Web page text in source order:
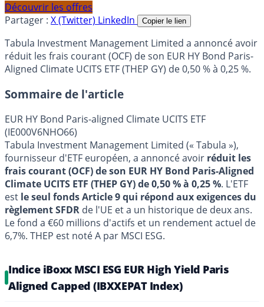
Découvrir les offres
Partager : X (Twitter) LinkedIn Copier le lien
Tabula Investment Management Limited a annoncé avoir
réduit les frais courant (OCF) de son EUR HY Bond Paris-
Aligned Climate UCITS ETF (THEP GY) de 0,50 % à 0,25 %.
Sommaire de l'article
EUR HY Bond Paris-aligned Climate UCITS ETF
(IE000V6NHO66)
Tabula Investment Management Limited (« Tabula »),
fournisseur d'ETF européen, a annoncé avoir réduit les
frais courant (OCF) de son EUR HY Bond Paris-Aligned
Climate UCITS ETF (THEP GY) de 0,50 % à 0,25 %. L'ETF
est le seul fonds Article 9 qui répond aux exigences du
règlement SFDR de l'UE et a un historique de deux ans.
Le fond a €60 millions d'actifs et un rendement actuel de
6,7%. THEP est noté A par MSCI ESG.
Indice iBoxx MSCI ESG EUR High Yield Paris
Aligned Capped (IBXXEPAT Index)